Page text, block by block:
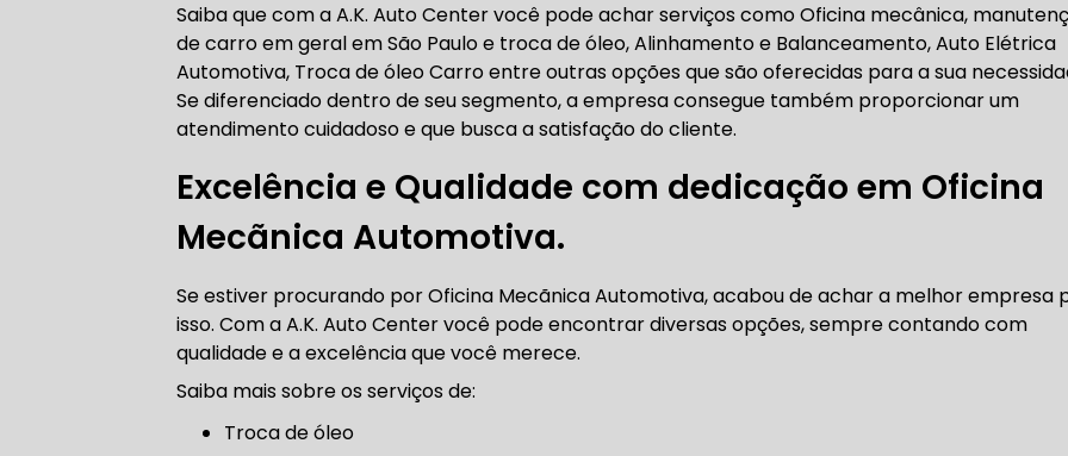
CORREIAS DENTADAS
TROCA CORREIA DENTADA CORREIA DENTADA LAND ROVER
TROCA DA CORREIA DENTADA DA LAND ROVER
CORREIA DENTADA BMW
Saiba que com a A.K. Auto Center você pode achar serviços como Oficina mecânica,
de carro em geral em São Paulo e troca de óleo, Alinhamento e Balanceamento, Auto Elétrica
Automotiva, Troca de óleo Carro entre outras opções que são oferecidas para a sua
Se diferenciado dentro de seu segmento, a empresa consegue também proporcionar um
atendimento cuidadoso e que busca a satisfação do cliente.
Excelência e Qualidade com dedicação em Oficina
Mecãnica Automotiva.
Se estiver procurando por Oficina Mecãnica Automotiva, acabou de achar a melhor empresa
isso. Com a A.K. Auto Center você pode encontrar diversas opções, sempre contando com
qualidade e a excelência que você merece.
Saiba mais sobre os serviços de:
troca de óleo